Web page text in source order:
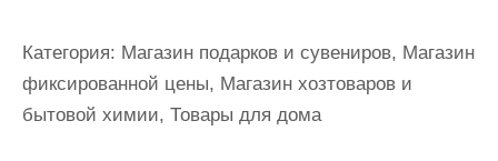
Категория: Магазин подарков и сувениров, Магазин
фиксированной цены, Магазин хозтоваров и
бытовой химии, Товары для дома